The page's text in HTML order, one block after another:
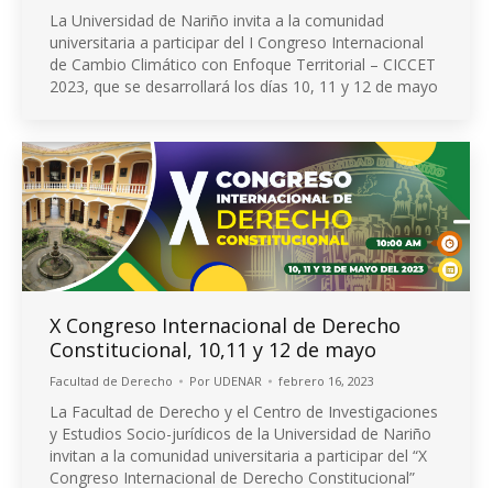
La Universidad de Nariño invita a la comunidad
universitaria a participar del I Congreso Internacional
de Cambio Climático con Enfoque Territorial – CICCET
2023, que se desarrollará los días 10, 11 y 12 de mayo
X Congreso Internacional de Derecho
Constitucional, 10,11 y 12 de mayo
Facultad de Derecho Por UDENAR febrero 16, 2023
La Facultad de Derecho y el Centro de Investigaciones
y Estudios Socio-jurídicos de la Universidad de Nariño
invitan a la comunidad universitaria a participar del “X
Congreso Internacional de Derecho Constitucional”